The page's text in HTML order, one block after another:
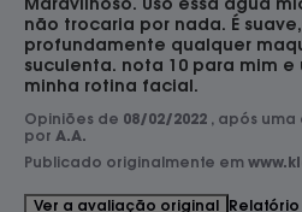
não trocaria por nada. É
profundamente qualquer
suculenta. nota 10 para mim
minha rotina facial.
Opiniões de 08/02/2022 , após
por A.A.
Publicado originalmente em
Ver a avaliação original Relatório